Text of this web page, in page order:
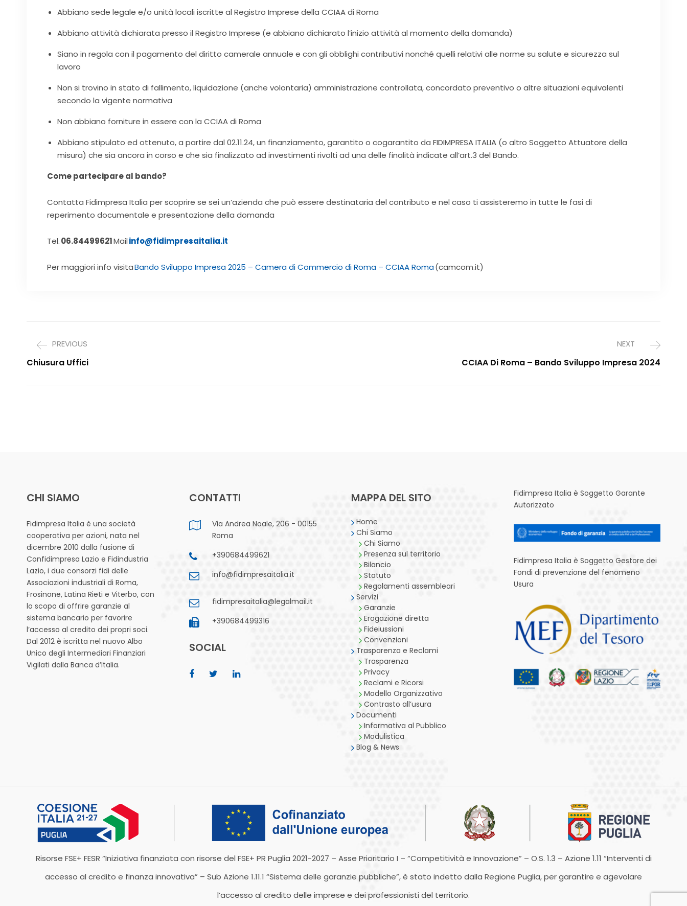
Abbiano sede legale e/o unità locali iscritte al Registro Imprese della CCIAA di Roma
Abbiano attività dichiarata presso il Registro Imprese (e abbiano dichiarato l’inizio attività al momento della domanda)
Siano in regola con il pagamento del diritto camerale annuale e con gli obblighi contributivi nonché quelli relativi alle norme su salute e sicurezza sul
lavoro
Non si trovino in stato di fallimento, liquidazione (anche volontaria) amministrazione controllata, concordato preventivo o altre situazioni equivalenti
secondo la vigente normativa
Non abbiano forniture in essere con la CCIAA di Roma
Abbiano stipulato ed ottenuto, a partire dal 02.11.24, un finanziamento, garantito o cogarantito da FIDIMPRESA ITALIA (o altro Soggetto Attuatore della
misura) che sia ancora in corso e che sia finalizzato ad investimenti rivolti ad una delle finalità indicate all’art.3 del Bando.
Come partecipare al bando?
Contatta Fidimpresa Italia per scoprire se sei un’azienda che può essere destinataria del contributo e nel caso ti assisteremo in tutte le fasi di
reperimento documentale e presentazione della domanda
Tel.06.84499621Mailinfo@fidimpresaitalia.it
Per maggiori info visitaBando Sviluppo Impresa 2025 – Camera di Commercio di Roma – CCIAA Roma(camcom.it)
PREVIOUS
Chiusura Uffici
NEXT
CCIAA Di Roma – Bando Sviluppo Impresa 2024
CHI SIAMO
Fidimpresa Italia è una società
cooperativa per azioni, nata nel
dicembre 2010 dalla fusione di
Confidimpresa Lazio e Fidindustria
Lazio, i due consorzi fidi delle
Associazioni industriali di Roma,
Frosinone, Latina Rieti e Viterbo, con
lo scopo di offrire garanzie al
sistema bancario per favorire
l’accesso al credito dei propri soci.
Dal 2012 è iscritta nel nuovo Albo
Unico degli Intermediari Finanziari
Vigilati dalla Banca d’Italia.
CONTATTI
Via Andrea Noale, 206 - 00155
Roma
+390684499621
info@fidimpresaitalia.it
fidimpresaitalia@legalmail.it
+390684499316
SOCIAL
MAPPA DEL SITO
Home
Chi Siamo
Chi Siamo
Presenza sul territorio
Bilancio
Statuto
Regolamenti assembleari
Servizi
Garanzie
Erogazione diretta
Fideiussioni
Convenzioni
Trasparenza e Reclami
Trasparenza
Privacy
Reclami e Ricorsi
Modello Organizzativo
Contrasto all’usura
Documenti
Informativa al Pubblico
Modulistica
Blog & News
Fidimpresa Italia è Soggetto Garante
Autorizzato
Fidimpresa Italia è Soggetto Gestore dei
Fondi di prevenzione del fenomeno
Usura
Risorse FSE+ FESR “Iniziativa finanziata con risorse del FSE+ PR Puglia 2021-2027 – Asse Prioritario I – “Competitività e Innovazione” – O.S. 1.3 – Azione 1.11 “Interventi di
accesso al credito e finanza innovativa” – Sub Azione 1.11.1 “Sistema delle garanzie pubbliche”, è stato indetto dalla Regione Puglia, per garantire e agevolare
l’accesso al credito delle imprese e dei professionisti del territorio.